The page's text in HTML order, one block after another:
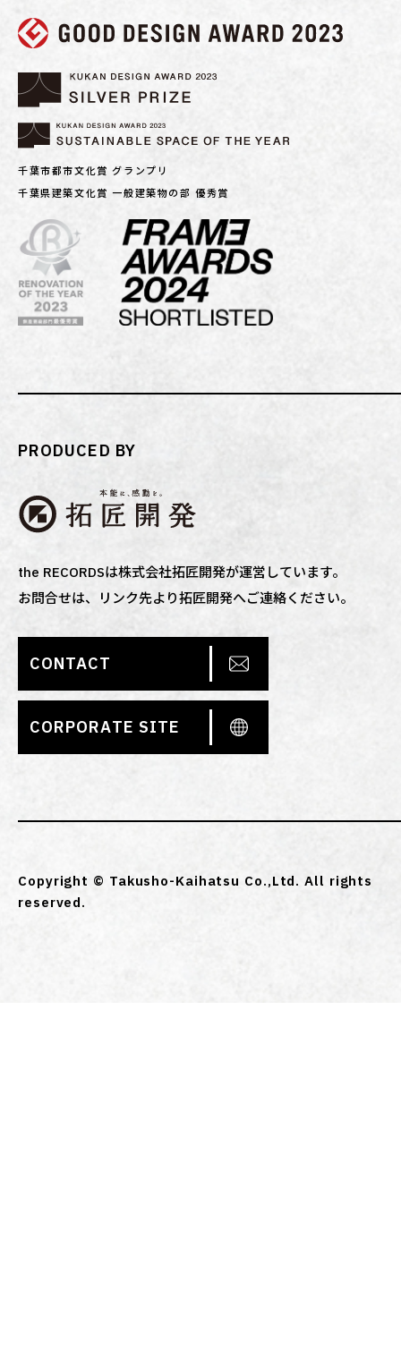
千葉市都市文化賞 グランプリ
千葉県建築文化賞 一般建築物の部 優秀賞
PRODUCED BY
the RECORDSは株式会社拓匠開発が運営しています。
お問合せは、リンク先より拓匠開発へご連絡ください。
CONTACT
CORPORATE SITE
Copyright © Takusho-Kaihatsu Co.,Ltd. All rights
reserved.